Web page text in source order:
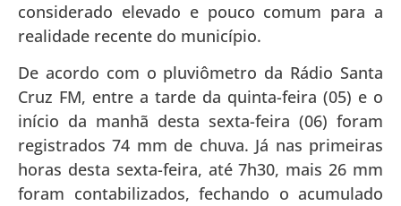
considerado elevado e pouco comum para a
realidade recente do município.
De acordo com o pluviômetro da Rádio Santa
Cruz FM, entre a tarde da quinta-feira (05) e o
início da manhã desta sexta-feira (06) foram
registrados 74 mm de chuva. Já nas primeiras
horas desta sexta-feira, até 7h30, mais 26 mm
foram contabilizados, fechando o acumulado